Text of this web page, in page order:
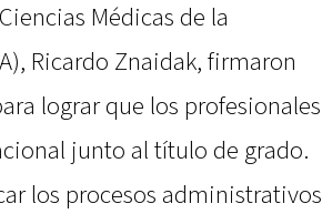
Médicas de la
Ricardo Znaidak, firmaron
lograr que los profesionales
junto al título de grado.
los procesos administrativos